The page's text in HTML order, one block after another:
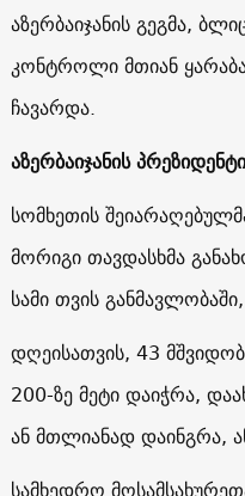
აზერბაიჯანის გეგმა,
კონტროლი მთიან
ჩავარდა.
აზერბაიჯანის
სომხეთის
მორიგი თავდასხმა
სამი თვის
დღეისათვის, 43
200-ზე მეტი დაიჭრა,
ან მთლიანად დაინგრა,